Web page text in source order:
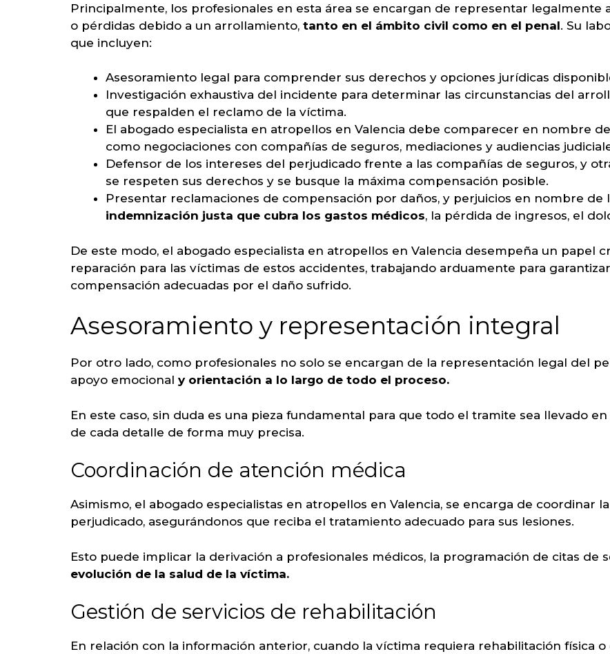
Principalmente, los profesionales en esta área se encargan de representar legalmente
o pérdidas debido a un arrollamiento, tanto en el ámbito civil como en el penal. Su
que incluyen:
Asesoramiento legal para comprender sus derechos y opciones jurídicas
Investigación exhaustiva del incidente para determinar las circunstancias del
que respalden el reclamo de la víctima.
El abogado especialista en atropellos en Valencia debe comparecer en nombre
como negociaciones con compañías de seguros, mediaciones y audiencias
Defensor de los intereses del perjudicado frente a las compañías de seguros, y
se respeten sus derechos y se busque la máxima compensación posible.
Presentar reclamaciones de compensación por daños, y perjuicios en nombre de
indemnización justa que cubra los gastos médicos, la pérdida de ingresos, el
De este modo, el abogado especialista en atropellos en Valencia desempeña un papel
reparación para las víctimas de estos accidentes, trabajando arduamente para
compensación adecuadas por el daño sufrido.
Asesoramiento y representación integral
Por otro lado, como profesionales no solo se encargan de la representación legal del
apoyo emocional y orientación a lo largo de todo el proceso.
En este caso, sin duda es una pieza fundamental para que todo el tramite sea llevado
de cada detalle de forma muy precisa.
Coordinación de atención médica
Asimismo, el abogado especialistas en atropellos en Valencia, se encarga de coordinar
perjudicado, asegurándonos que reciba el tratamiento adecuado para sus lesiones.
Esto puede implicar la derivación a profesionales médicos, la programación de citas de
evolución de la salud de la víctima.
Gestión de servicios de rehabilitación
En relación con la información anterior, cuando la víctima requiera rehabilitación física